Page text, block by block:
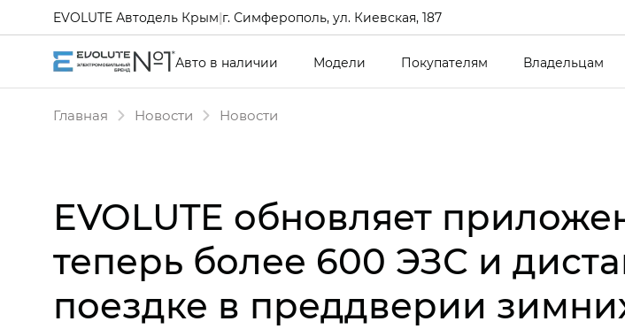
EVOLUTE Автодель Крым|г. Симферополь, ул. Киевская, 187
Авто в наличии Модели Покупателям Владельцам
Главная Новости Новости
EVOLUTE обновляет
теперь более 600 ЭЗС и
поездке в преддверии